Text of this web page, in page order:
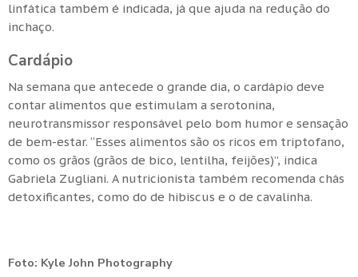
linfática também é indicada, já que ajuda na redução do
inchaço.
Cardápio
Na semana que antecede o grande dia, o cardápio deve
contar alimentos que estimulam a serotonina,
neurotransmissor responsável pelo bom humor e sensação
de bem-estar. “Esses alimentos são os ricos em triptofano,
como os grãos (grãos de bico, lentilha, feijões)”, indica
Gabriela Zugliani. A nutricionista também recomenda chás
detoxificantes, como do de hibiscus e o de cavalinha.
Foto: Kyle John Photography